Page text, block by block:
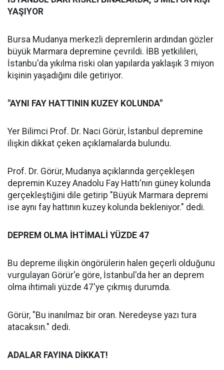
YAŞIYOR
Bursa Mudanya merkezli depremlerin ardından gözler
büyük Marmara depremine çevrildi. İBB yetkilileri,
İstanbu'da yıkılma riski olan yapılarda yaklaşık 3 miyon
kişinin yaşadığını dile getiriyor.
"AYNI FAY HATTININ KUZEY KOLUNDA"
Yer Bilimci Prof. Dr. Naci Görür, İstanbul depremine
ilişkin dikkat çeken açıklamalarda bulundu.
Prof. Dr. Görür, Mudanya açıklarında gerçekleşen
depremin Kuzey Anadolu Fay Hattı'nın güney kolunda
gerçekleştiğini dile getirip "Büyük Marmara depremi
ise aynı fay hattının kuzey kolunda bekleniyor." dedi.
DEPREM OLMA İHTİMALİ YÜZDE 47
Bu depreme ilişkin öngörülerin halen geçerli olduğunu
vurgulayan Görür'e göre, İstanbul'da her an deprem
olma ihtimali yüzde 47'ye çıkmış durumda.
Görür, "Bu inanılmaz bir oran. Neredeyse yazı tura
atacaksın." dedi.
ADALAR FAYINA DİKKAT!